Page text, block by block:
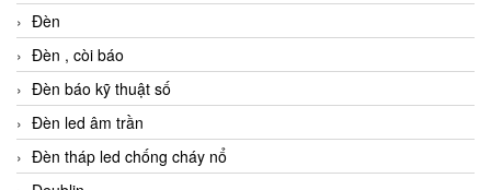
Đèn
Đèn , còi báo
Đèn báo kỹ thuật số
Đèn led âm trần
Đèn tháp led chống cháy nổ